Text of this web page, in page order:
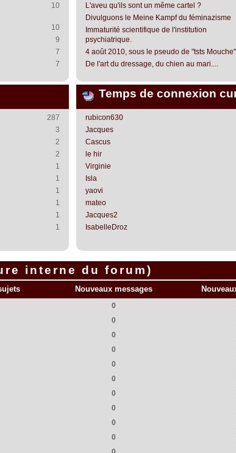
10
10
9
7
7
L'aveu qu'ils sont un même cartel ?
Divulguons le Meine Kampf du féminazisme
Immaturité scientifique de l'institution
psychiatrique.
4 août 2010, sous le pseudo de "tsts
De l'art du dressage, du chien au mari....
287
3
2
2
1
1
1
1
1
1
Temps de connexion
rubicon630
Jacques
Cascus
le hir
Virginie
Isla
yaovi
mateo
Jacques2
IsabelleDroz
interne du forum)
Nouveaux messages
0
0
0
0
0
0
0
0
0
0